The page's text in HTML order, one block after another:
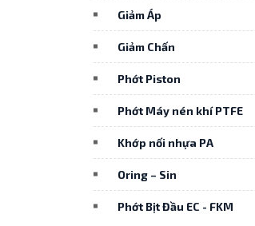
Giảm Áp
Giảm Chấn
Phớt Piston
Phớt Máy nén khí PTFE
Khớp nối nhựa PA
Oring – Sin
Phớt Bịt Đầu EC - FKM